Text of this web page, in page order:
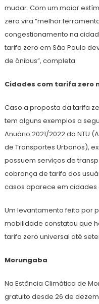
mudar. Com um maior
zero vira “melhor
congestionamento na
tarifa zero em São Paulo
de ônibus”, completa.
Cidades com tarifa zero
Caso a proposta da tarifa
tem alguns exemplos a
Anuário 2021/2022 da NTU
de Transportes Urbanos),
possuem serviços de
cobrança de tarifa dos
casos aparece em cidades
Um levantamento feito por
mobilidade constatou que
tarifa zero universal até
Morungaba
Na Estância Climática de
gratuito desde 26 de